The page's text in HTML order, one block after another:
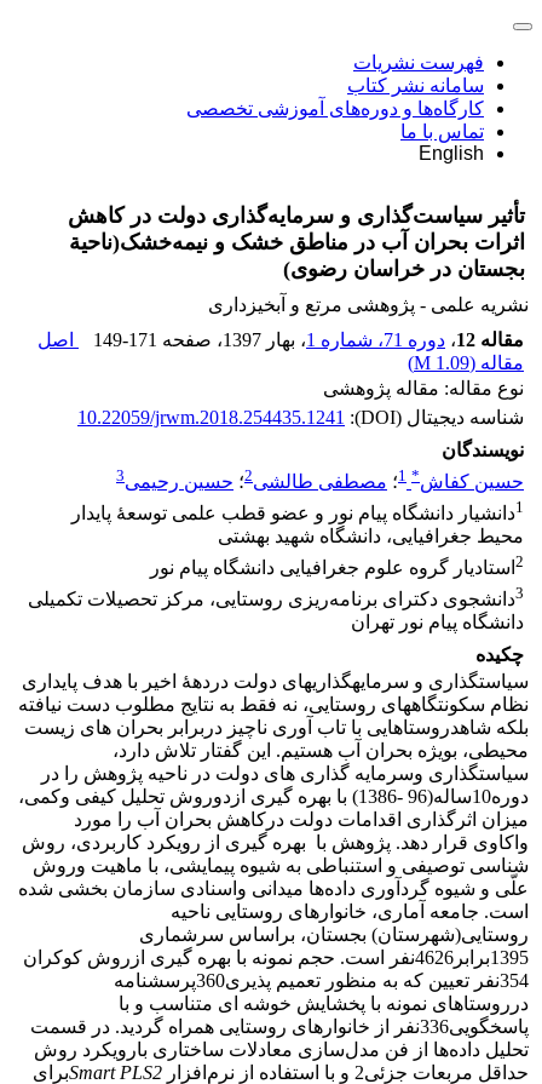
فهرست نشریات
سامانه نشر کتاب
کارگاه‌ها و دوره‌های آموزشی تخصصی
تماس با ما
English
تأثیر سیاست‌گذاری و سرمایه‌گذاری دولت در کاهش
اثرات بحران آب در مناطق خشک و نیمه‌خشک(ناحیة
بجستان در خراسان رضوی)
نشریه علمی - پژوهشی مرتع و آبخیزداری
مقاله 12
، دوره 71، شماره 1 ، بهار 1397 ، صفحه 149-171
اصل
مقاله (1.09 M
)
نوع مقاله: مقاله پژوهشی
شناسه دیجیتال (DOI):
10.22059/jrwm.2018.254435.1241
نویسندگان
حسین کفاش*
1؛ مصطفی طالشی2؛ حسین رحیمی3
1دانشیار دانشگاه پیام نور و عضو قطب علمی توسعۀ پایدار
محیط جغرافیایی، دانشگاه شهید بهشتی
2 استادیار گروه علوم جغرافیایی دانشگاه پیام نور
3دانشجوی دکترای برنامه‌ریزی روستایی، مرکز تحصیلات تکمیلی
دانشگاه پیام نور تهران
چکیده
سیاست­گذاری و سرمایه­گذاری­های دولت دردهۀ اخیر با هدف پایداری
نظام سکونتگاههای روستایی، نه فقط به نتایج مطلوب دست نیافته
بلکه شاهدروستاهایی با تاب آوری ناچیز دربرابر بحران های زیست
محیطی، بویژه بحران آب هستیم. این گفتار تلاش دارد،
سیاستگذاری وسرمایه گذاری های دولت در ناحیه پژوهش را در
دوره10ساله(96 -1386) با بهره گیری ازدوروش تحلیل کیفی وکمی،
میزان اثرگذاری اقدامات دولت درکاهش بحران آب را مورد
واکاوی قرار دهد. پژوهش با بهره گیری از رویکرد ‌کاربردی، روش
شناسی توصیفی و استنباطی به شیوه پیمایشی، با ماهیت وروش
علّی و شیوه گردآوری داده‌ها میدانی واسنادی سازمان بخشی شده
است. جامعه آماری، خانوارهای روستایی ناحیه
روستایی(شهرستان) بجستان، براساس سرشماری
1395برابر4626نفر است. حجم نمونه با بهره گیری ازروش کوکران
354نفر تعیین که به منظور تعمیم پذیری360پرسشنامه
درروستاهای نمونه با پخشایش خوشه ای متناسب و با
پاسخگویی336نفر از خانوارهای روستایی همراه گردید. در قسمت
تحلیل داده‌ها از فن مدل‌سازی معادلات ساختاری بارویکرد روش
حداقل مربعات جزئی2 و با استفاده از نرم‌افزار
Smart PLS2برای